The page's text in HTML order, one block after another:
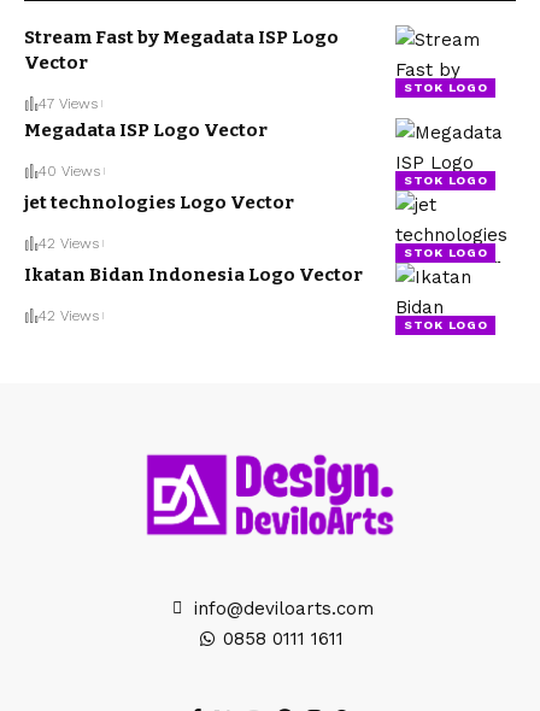
STOK LOGO
Stream Fast by Megadata ISP Logo
Vector
47 Views
STOK LOGO
Megadata ISP Logo Vector
40 Views
STOK LOGO
jet technologies Logo Vector
42 Views
STOK LOGO
Ikatan Bidan Indonesia Logo Vector
42 Views
info@deviloarts.com
0858 0111 1611